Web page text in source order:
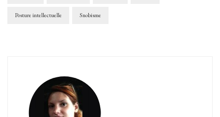
Posture intellectuelle Snobisme